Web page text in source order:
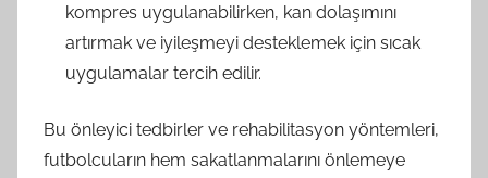
kompres uygulanabilirken, kan dolaşımını
artırmak ve iyileşmeyi desteklemek için sıcak
uygulamalar tercih edilir.
Bu önleyici tedbirler ve rehabilitasyon yöntemleri,
futbolcuların hem sakatlanmalarını önlemeye